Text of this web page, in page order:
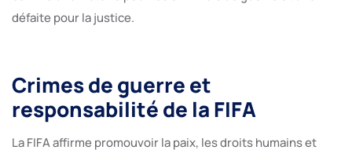
défaite pour la justice.
Crimes de guerre et
responsabilité de la FIFA
La FIFA affirme promouvoir la paix, les droits humains et